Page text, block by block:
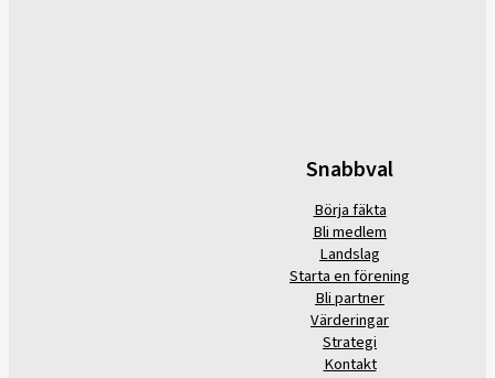
Snabbval
Börja fäkta
Bli medlem
Landslag
Starta en förening
Bli partner
Värderingar
Strategi
Kontakt